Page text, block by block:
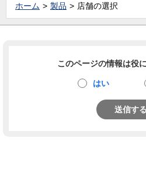
ホーム 製品 店舗の選択
このページの情報は役
はい
送信する